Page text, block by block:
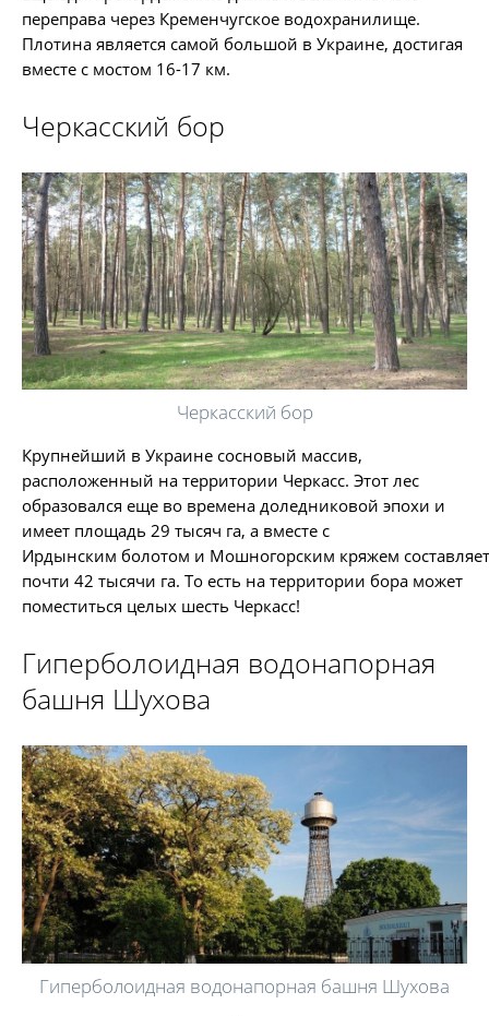
переправа через Кременчугское водохранилище.
Плотина является самой большой в Украине, достигая
вместе с мостом 16-17 км.
Черкасский бор
Черкасский бор
Крупнейший в Украине сосновый массив,
расположенный на территории Черкасс. Этот лес
образовался еще во времена доледниковой эпохи и
имеет площадь 29 тысяч га, а вместе с
Ирдынским болотом и Мошногорским кряжем составляет
почти 42 тысячи га. То есть на территории бора может
поместиться целых шесть Черкасс!
Гиперболоидная водонапорная
башня Шухова
Гиперболоидная водонапорная башня Шухова